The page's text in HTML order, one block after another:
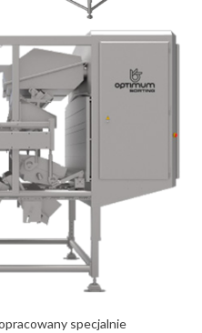
specjalnie